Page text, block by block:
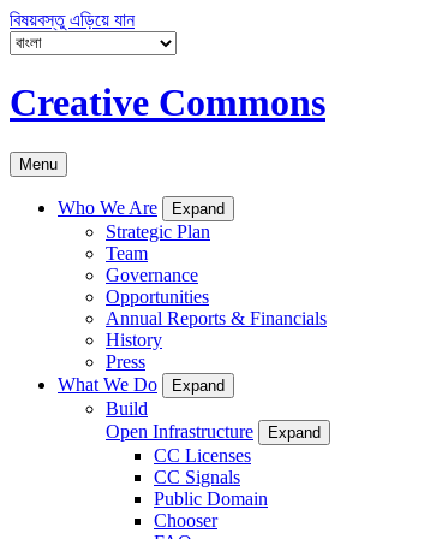
বিষয়বস্তু এড়িয়ে যান
Creative Commons
Menu
Who We Are Expand
Strategic Plan
Team
Governance
Opportunities
Annual Reports & Financials
History
Press
What We Do
Expand
Build
Open Infrastructure
Expand
CC Licenses
CC Signals
Public Domain
Chooser